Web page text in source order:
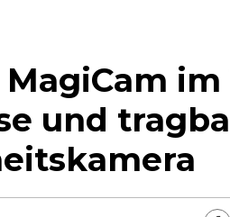
im
und